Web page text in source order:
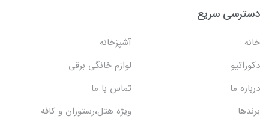
دسترسی سریع
خانه
آشپزخانه
دکوراتیو
لوازم خانگی برقی
درباره ما
تماس با ما
برندها
ویژه هتل،رستوران و کافه